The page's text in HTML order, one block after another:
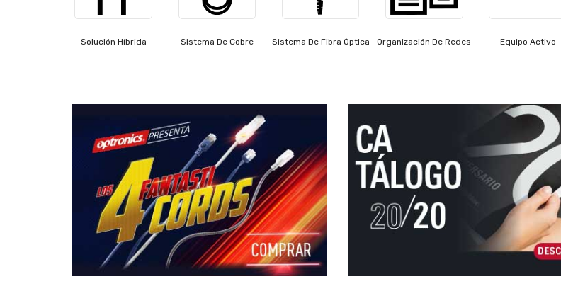
Solución Híbrida Sistema De Cobre Sistema De Fibra Óptica Organización De Redes Equipo Activo